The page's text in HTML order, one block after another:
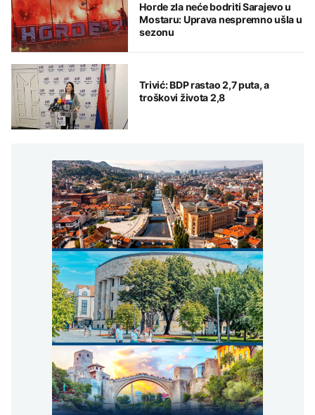
Horde zla neće bodriti Sarajevo u
Mostaru: Uprava nespremno ušla u
sezonu
Trivić: BDP rastao 2,7 puta, a
troškovi života 2,8